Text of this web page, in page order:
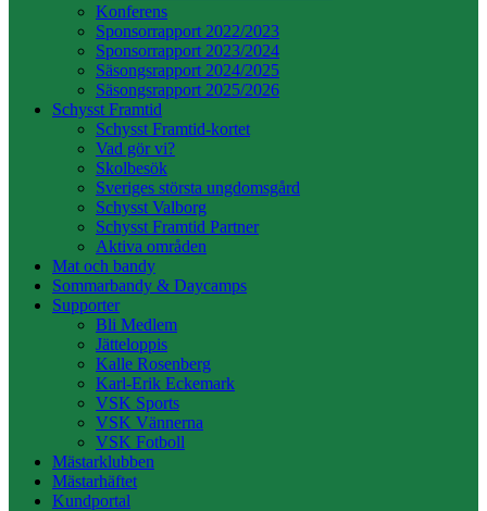
Konferens
Sponsorrapport 2022/2023
Sponsorrapport 2023/2024
Säsongsrapport 2024/2025
Säsongsrapport 2025/2026
Schysst Framtid
Schysst Framtid-kortet
Vad gör vi?
Skolbesök
Sveriges största ungdomsgård
Schysst Valborg
Schysst Framtid Partner
Aktiva områden
Mat och bandy
Sommarbandy & Daycamps
Supporter
Bli Medlem
Jätteloppis
Kalle Rosenberg
Karl-Erik Eckemark
VSK Sports
VSK Vännerna
VSK Fotboll
Mästarklubben
Mästarhäftet
Kundportal